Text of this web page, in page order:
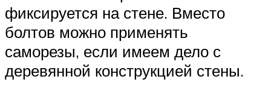
фиксируется на стене. Вместо
болтов можно применять
саморезы, если имеем дело с
деревянной конструкцией стены.